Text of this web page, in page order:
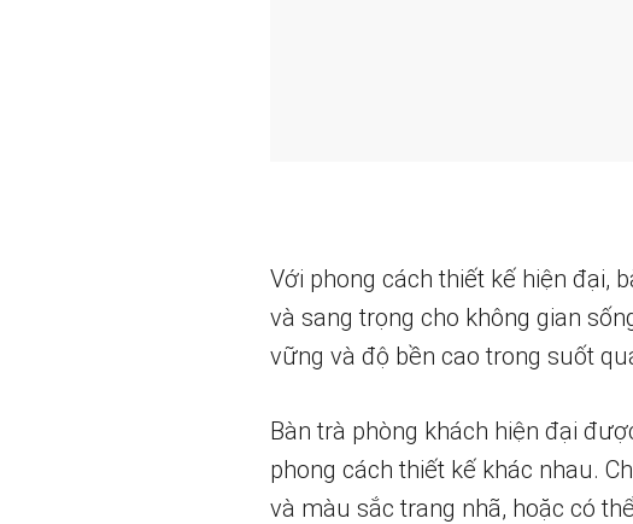
Với phong cách thiết kế hiện đại,
và sang trọng cho không gian
vững và độ bền cao trong suốt
Bàn trà phòng khách hiện đại
phong cách thiết kế khác nhau.
và màu sắc trang nhã, hoặc có